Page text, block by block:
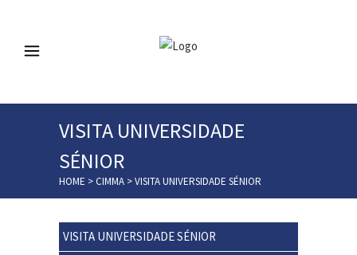
VISITA UNIVERSIDADE
SÉNIOR
HOME >CIMMA >VISITA UNIVERSIDADE SÉNIOR
VISITA UNIVERSIDADE SÉNIOR